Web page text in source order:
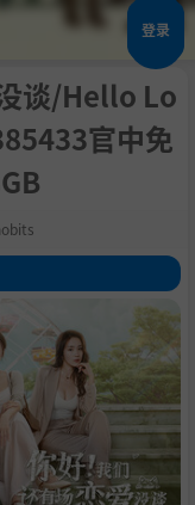
登录
谈/Hello Lo
官中免